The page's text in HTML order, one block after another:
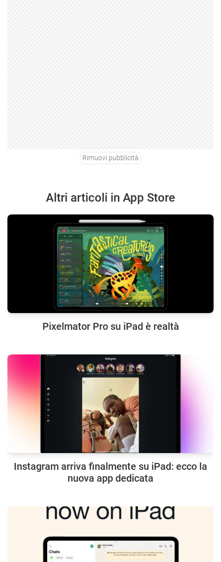
Rimuovi pubblicità
Altri articoli in App Store
Pixelmator Pro su iPad è realtà
Instagram arriva finalmente su iPad: ecco la
nuova app dedicata